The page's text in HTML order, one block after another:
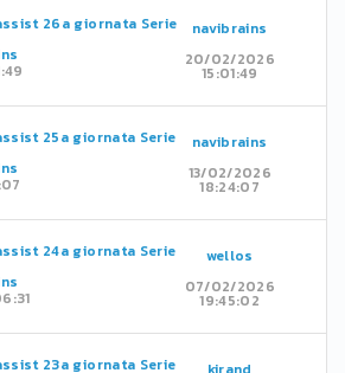
26a giornata Serie
navibrains
20/02/2026
15:01:49
25a giornata Serie
navibrains
13/02/2026
18:24:07
24a giornata Serie
wellos
07/02/2026
19:45:02
23a giornata Serie